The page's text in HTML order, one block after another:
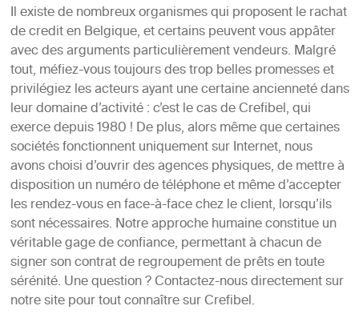
Il existe de nombreux organismes qui proposent le rachat
de credit en Belgique, et certains peuvent vous appâter
avec des arguments particulièrement vendeurs. Malgré
tout, méfiez-vous toujours des trop belles promesses et
privilégiez les acteurs ayant une certaine ancienneté dans
leur domaine d’activité : c’est le cas de Crefibel, qui
exerce depuis 1980 ! De plus, alors même que certaines
sociétés fonctionnent uniquement sur Internet, nous
avons choisi d’ouvrir des agences physiques, de mettre à
disposition un numéro de téléphone et même d’accepter
les rendez-vous en face-à-face chez le client, lorsqu’ils
sont nécessaires. Notre approche humaine constitue un
véritable gage de confiance, permettant à chacun de
signer son contrat de regroupement de prêts en toute
sérénité. Une question ? Contactez-nous directement sur
notre site pour tout connaître sur Crefibel.